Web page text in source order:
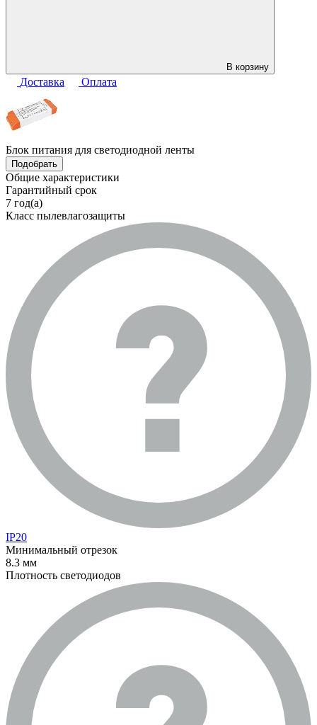
В корзину
Доставка Оплата
Блок питания для светодиодной ленты
Подобрать
Общие характеристики
Гарантийный срок
7 год(а)
Класс пылевлагозащиты
IP20
Минимальный отрезок
8.3 мм
Плотность светодиодов